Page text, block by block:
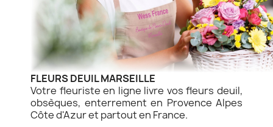
FLEURS DEUIL MARSEILLE
Votre fleuriste en ligne livre vos fleurs deuil,
obsèques, enterrement en Provence Alpes
Côte d'Azur et partout en France.